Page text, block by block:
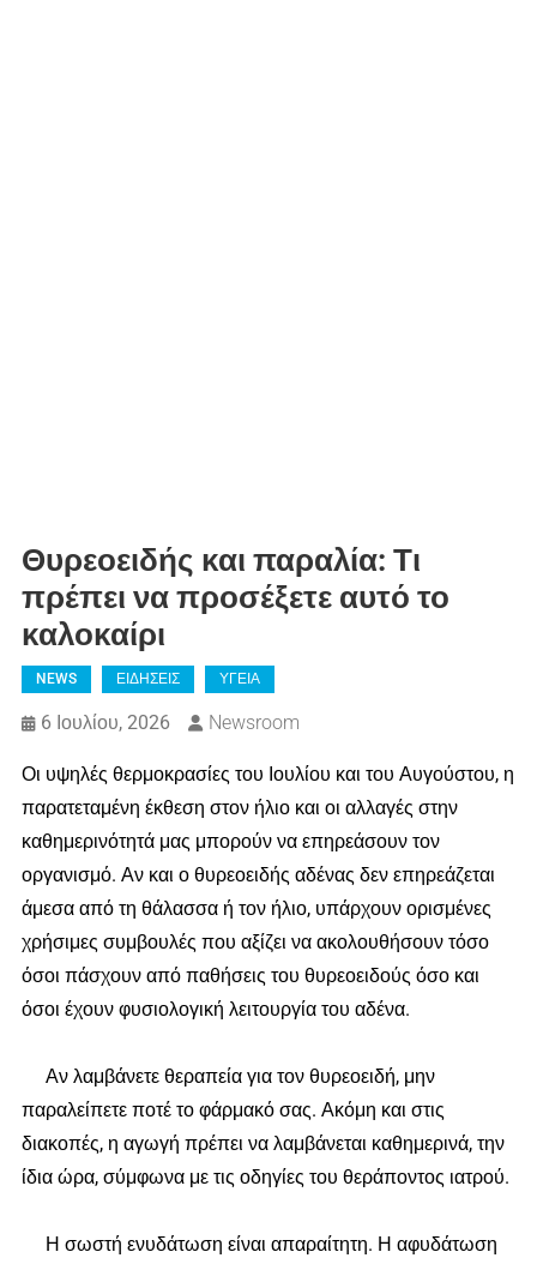
Θυρεοειδής και παραλία: Τι
πρέπει να προσέξετε αυτό το
καλοκαίρι
NEWS ΕΙΔΗΣΕΙΣ ΥΓΕΙΑ
6 Ιουλίου, 2026 Newsroom
Οι υψηλές θερμοκρασίες του Ιουλίου και του Αυγούστου, η
παρατεταμένη έκθεση στον ήλιο και οι αλλαγές στην
καθημερινότητά μας μπορούν να επηρεάσουν τον
οργανισμό. Αν και ο θυρεοειδής αδένας δεν επηρεάζεται
άμεσα από τη θάλασσα ή τον ήλιο, υπάρχουν ορισμένες
χρήσιμες συμβουλές που αξίζει να ακολουθήσουν τόσο
όσοι πάσχουν από παθήσεις του θυρεοειδούς όσο και
όσοι έχουν φυσιολογική λειτουργία του αδένα.
Αν λαμβάνετε θεραπεία για τον θυρεοειδή, μην
παραλείπετε ποτέ το φάρμακό σας. Ακόμη και στις
διακοπές, η αγωγή πρέπει να λαμβάνεται καθημερινά, την
ίδια ώρα, σύμφωνα με τις οδηγίες του θεράποντος ιατρού.
Η σωστή ενυδάτωση είναι απαραίτητη. Η αφυδάτωση